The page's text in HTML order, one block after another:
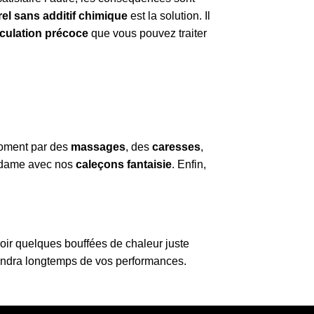
sans additif chimique est la solution. Il
précoce que vous pouvez traiter
par des massages, des caresses,
avec nos caleçons fantaisie. Enfin,
quelques bouffées de chaleur juste
longtemps de vos performances.